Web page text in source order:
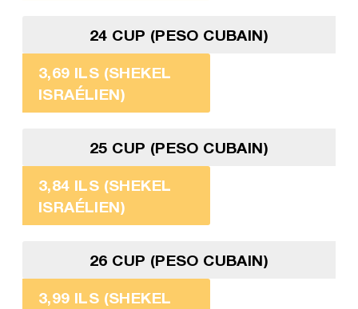
24 CUP (PESO CUBAIN)
3,69 ILS (SHEKEL
ISRAÉLIEN)
25 CUP (PESO CUBAIN)
3,84 ILS (SHEKEL
ISRAÉLIEN)
26 CUP (PESO CUBAIN)
3,99 ILS (SHEKEL